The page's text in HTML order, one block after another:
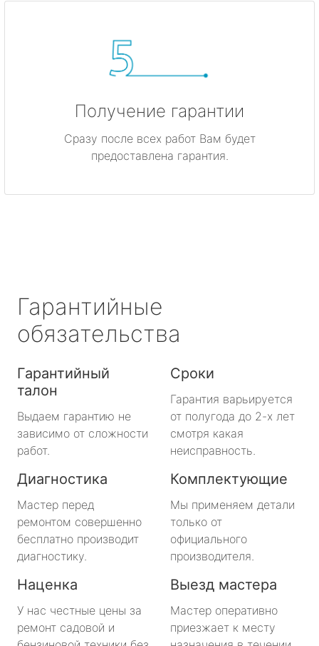
Получение гарантии
Сразу после всех работ Вам будет
предоставлена гарантия.
Гарантийные
обязательства
Гарантийный
талон
Выдаем гарантию не
зависимо от сложности
работ.
Сроки
Гарантия варьируется
от полугода до 2-х лет
смотря какая
неисправность.
Диагностика
Мастер перед
ремонтом совершенно
бесплатно производит
диагностику.
Комплектующие
Мы применяем детали
только от
официального
производителя.
Наценка
У нас честные цены за
ремонт садовой и
Выезд мастера
Мастер оперативно
приезжает к месту